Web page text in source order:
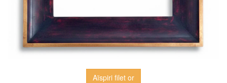
Aïspiri filet or